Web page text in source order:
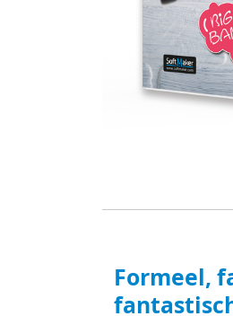
Formeel,